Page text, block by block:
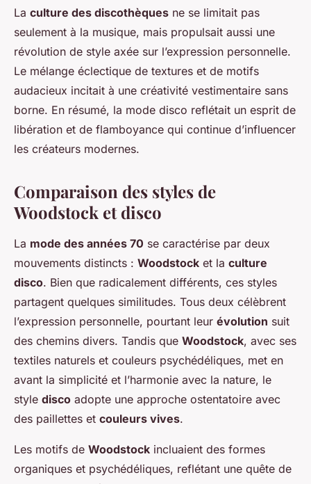
La culture des discothèques ne se limitait pas
seulement à la musique, mais propulsait aussi une
révolution de style axée sur l’expression personnelle.
Le mélange éclectique de textures et de motifs
audacieux incitait à une créativité vestimentaire sans
borne. En résumé, la mode disco reflétait un esprit de
libération et de flamboyance qui continue d’influencer
les créateurs modernes.
Comparaison des styles de
Woodstock et disco
La mode des années 70 se caractérise par deux
mouvements distincts : Woodstock et la culture
disco. Bien que radicalement différents, ces styles
partagent quelques similitudes. Tous deux célèbrent
l’expression personnelle, pourtant leur évolution suit
des chemins divers. Tandis que Woodstock, avec ses
textiles naturels et couleurs psychédéliques, met en
avant la simplicité et l’harmonie avec la nature, le
style disco adopte une approche ostentatoire avec
des paillettes et couleurs vives.
Les motifs de Woodstock incluaient des formes
organiques et psychédéliques, reflétant une quête de